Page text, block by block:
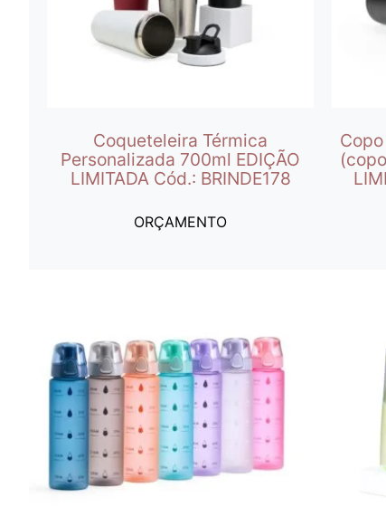
Coqueteleira Térmica
Personalizada 700ml EDIÇÃO
LIMITADA Cód.: BRINDE178
ORÇAMENTO